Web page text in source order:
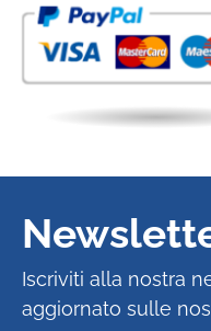
Iscriviti alla nostra
aggiornato sulle